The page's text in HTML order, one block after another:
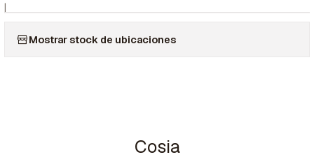
|
Mostrar stock de ubicaciones
Cosia